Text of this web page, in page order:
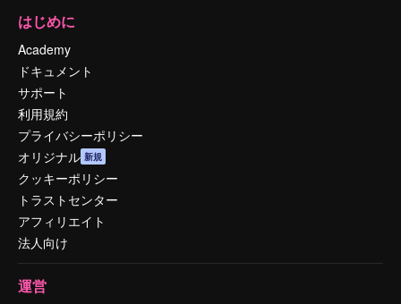
はじめに
Academy
ドキュメント
サポート
利用規約
プライバシーポリシー
オリジナル 新規
クッキーポリシー
トラストセンター
アフィリエイト
法人向け
運営